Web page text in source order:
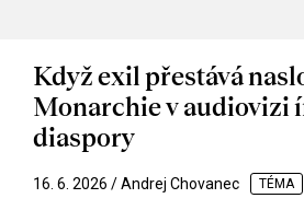
Když exil přestává
Monarchie v audiovizi
diaspory
16. 6. 2026 / Andrej Chovanec TÉMA